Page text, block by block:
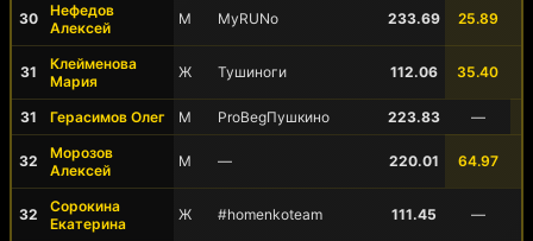
30
Нефедов
Алексей
М MyRUNo 233.69 25.89
31
Клейменова
Мария
Ж Тушиноги 112.06 35.40
31 Герасимов Олег М ProBegПушкино 223.83 —
32
Морозов
Алексей
М — 220.01 64.97
32
Сорокина
Екатерина
Ж #homenkoteam 111.45 —